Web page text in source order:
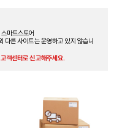
마트스토어
다른 사이트는 운영하고 있지 않습니
객센터로 신고해주세요.